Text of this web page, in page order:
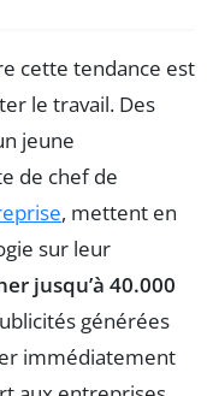
cette tendance est
le travail. Des
jeune
de chef de
, mettent en
sur leur
jusqu’à 40.000
générées
immédiatement